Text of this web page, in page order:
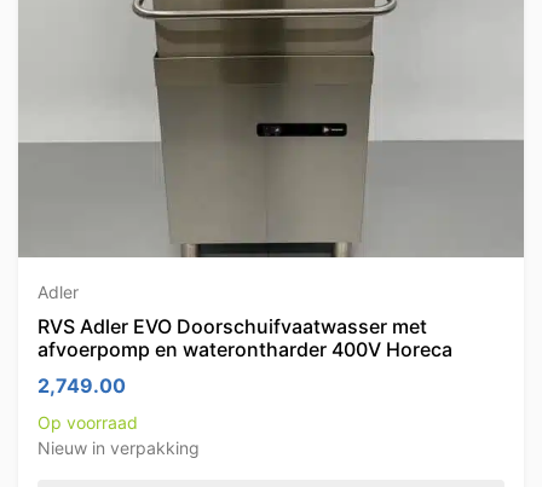
Adler
RVS Adler EVO Doorschuifvaatwasser met
afvoerpomp en waterontharder 400V Horeca
2,749.00
Op voorraad
Nieuw in verpakking